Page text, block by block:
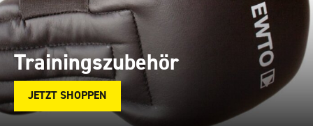
Trainingszubehör
JETZT SHOPPEN